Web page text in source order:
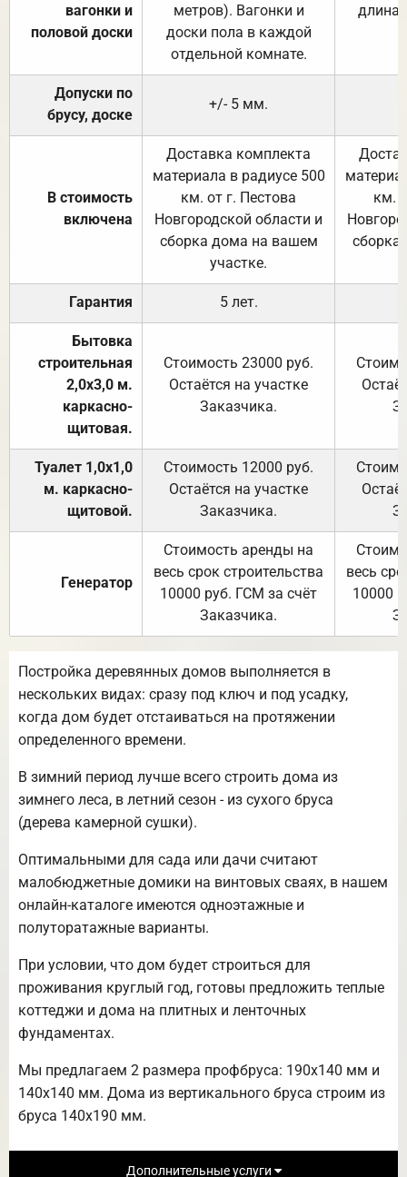
вагонки и
половой доски
метров). Вагонки и
доски пола в каждой
отдельной комнате.
длина
Допуски по
брусу, доске
+/- 5 мм.
В стоимость
включена
Доставка комплекта
материала в радиусе 500
км. от г. Пестова
Новгородской области и
сборка дома на вашем
участке.
км.
Гарантия 5 лет.
Бытовка
строительная
2,0х3,0 м.
каркасно-
щитовая.
Стоимость 23000 руб.
Остаётся на участке
Заказчика.
Туалет 1,0х1,0
м. каркасно-
щитовой.
Стоимость 12000 руб.
Остаётся на участке
Заказчика.
Генератор
Стоимость аренды на
весь срок строительства
10000 руб. ГСМ за счёт
Заказчика.
весь
10000
Постройка деревянных домов выполняется в
нескольких видах: сразу под ключ и под усадку,
когда дом будет отстаиваться на протяжении
определенного времени.
В зимний период лучше всего строить дома из
зимнего леса, в летний сезон - из сухого бруса
(дерева камерной сушки).
Оптимальными для сада или дачи считают
малобюджетные домики на винтовых сваях, в нашем
онлайн-каталоге имеются одноэтажные и
полуторатажные варианты.
При условии, что дом будет строиться для
проживания круглый год, готовы предложить теплые
коттеджи и дома на плитных и ленточных
фундаментах.
Мы предлагаем 2 размера профбруса: 190х140 мм и
140х140 мм. Дома из вертикального бруса строим из
бруса 140х190 мм.
Дополнительные услуги